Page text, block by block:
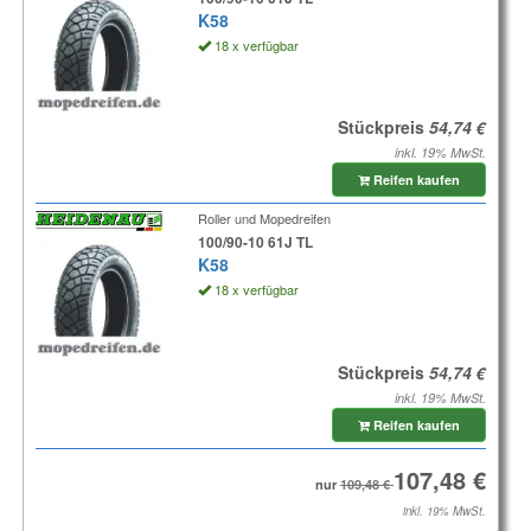
K58
18 x verfügbar
Stückpreis
inkl. 19% MwSt.
Reifen kaufen
Roller und Mopedreifen
100/90-10 61J TL
K58
18 x verfügbar
Stückpreis
inkl. 19% MwSt.
Reifen kaufen
nur
inkl. 19% MwSt.